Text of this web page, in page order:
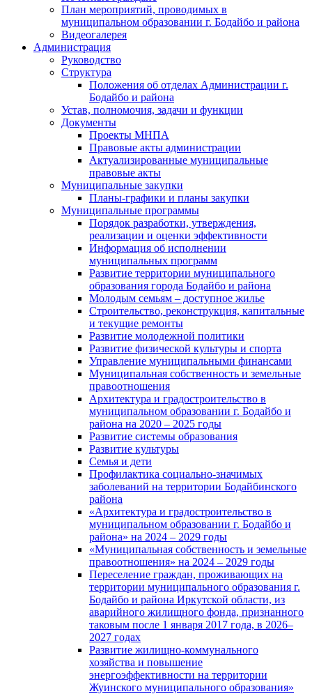
План мероприятий, проводимых в
муниципальном образовании г. Бодайбо и района
Видеогалерея
Администрация
Руководство
Структура
Положения об отделах Администрации г.
Бодайбо и района
Устав, полномочия, задачи и функции
Документы
Проекты МНПА
Правовые акты администрации
Актуализированные муниципальные
правовые акты
Муниципальные закупки
Планы-графики и планы закупки
Муниципальные программы
Порядок разработки, утверждения,
реализации и оценки эффективности
Информация об исполнении
муниципальных программ
Развитие территории муниципального
образования города Бодайбо и района
Молодым семьям – доступное жилье
Строительство, реконструкция, капитальные
и текущие ремонты
Развитие молодежной политики
Развитие физической культуры и спорта
Управление муниципальными финансами
Муниципальная собственность и земельные
правоотношения
Архитектура и градостроительство в
муниципальном образовании г. Бодайбо и
района на 2020 – 2025 годы
Развитие системы образования
Развитие культуры
Семья и дети
Профилактика социально-значимых
заболеваний на территории Бодайбинского
района
«Архитектура и градостроительство в
муниципальном образовании г. Бодайбо и
района» на 2024 – 2029 годы
«Муниципальная собственность и земельные
правоотношения» на 2024 – 2029 годы
Переселение граждан, проживающих на
территории муниципального образования г.
Бодайбо и района Иркутской области, из
аварийного жилищного фонда, признанного
таковым после 1 января 2017 года, в 2026–
2027 годах
Развитие жилищно-коммунального
хозяйства и повышение
энергоэффективности на территории
Жуинского муниципального образования»